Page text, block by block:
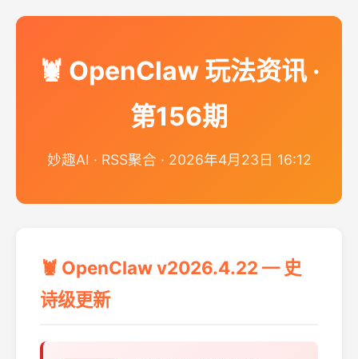
🦞 OpenClaw 玩法资讯 ·
第156期
妙趣AI · RSS聚合 · 2026年4月23日 16:12
🦞 OpenClaw v2026.4.22 — 史
诗级更新